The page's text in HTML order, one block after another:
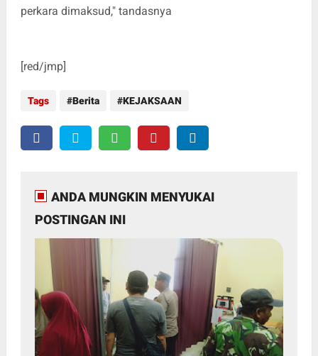
perkara dimaksud," tandasnya
[red/jmp]
Tags Berita KEJAKSAAN
ANDA MUNGKIN MENYUKAI
POSTINGAN INI